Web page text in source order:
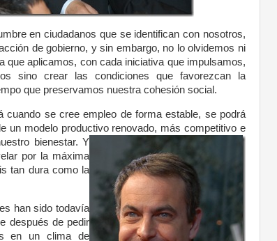
en ciudadanos que se identifican con nosotros,
de gobierno, y sin embargo, no lo olvidemos ni
que aplicamos, con cada iniciativa que impulsamos,
sino crear las condiciones que favorezcan la
que preservamos nuestra cohesión social.
se cree empleo de forma estable, se podrá
un modelo productivo renovado, más competitivo e
bienestar. Y
por la máxima
tan dura como la
han sido todavía
después de pedir
en un clima de